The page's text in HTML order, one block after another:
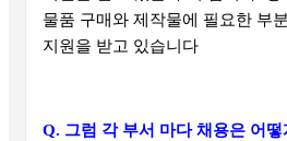
물품 구매와 제작물에 필요한 부
지원을 받고 있습니다
Q. 그럼 각 부서 마다 채용은 어